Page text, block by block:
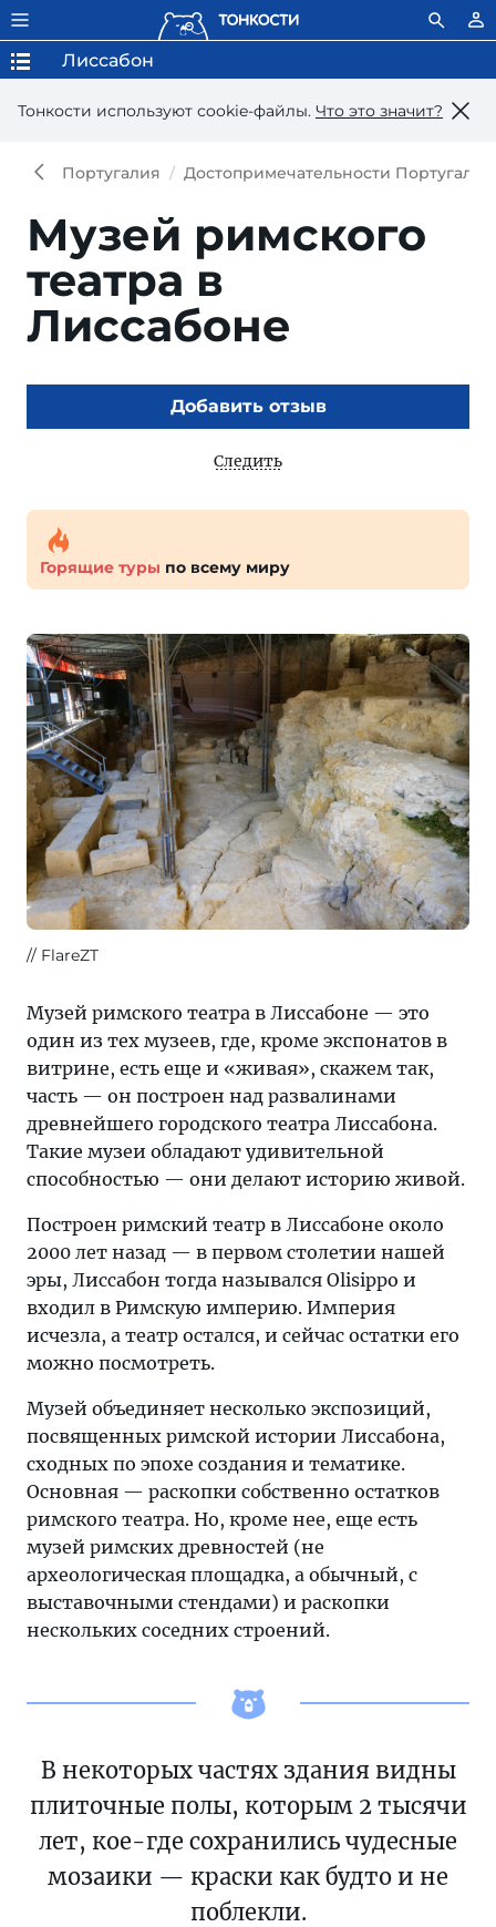
Тонкости используют сookie-файлы. Что это значит?
Лиссабон
Португалия Достопримечательности Португалии
Музей римского
театра в
Лиссабоне
Добавить отзыв
Следить
Горящие туры по всему миру
FlareZT
Музей римского театра в Лиссабоне — это
один из тех музеев, где, кроме экспонатов в
витрине, есть еще и «живая», скажем так,
часть — он построен над развалинами
древнейшего городского театра Лиссабона.
Такие музеи обладают удивительной
способностью — они делают историю живой.
Построен римский театр в Лиссабоне около
2000 лет назад — в первом столетии нашей
эры, Лиссабон тогда назывался Olisippo и
входил в Римскую империю. Империя
исчезла, а театр остался, и сейчас остатки его
можно посмотреть.
Музей объединяет несколько экспозиций,
посвященных римской истории Лиссабона,
сходных по эпохе создания и тематике.
Основная — раскопки собственно остатков
римского театра. Но, кроме нее, еще есть
музей римских древностей (не
археологическая площадка, а обычный, с
выставочными стендами) и раскопки
нескольких соседних строений.
В некоторых частях здания видны
плиточные полы, которым 2 тысячи
лет, кое-где сохранились чудесные
мозаики — краски как будто и не
поблекли.